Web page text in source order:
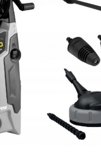
збільшити